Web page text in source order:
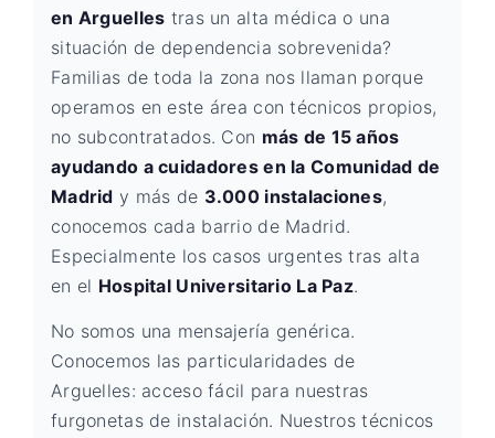
en Arguelles tras un alta médica o una
situación de dependencia sobrevenida?
Familias de toda la zona nos llaman porque
operamos en este área con técnicos propios,
no subcontratados. Con más de 15 años
ayudando a cuidadores en la Comunidad de
Madrid y más de 3.000 instalaciones,
conocemos cada barrio de Madrid.
Especialmente los casos urgentes tras alta
en el Hospital Universitario La Paz.
No somos una mensajería genérica.
Conocemos las particularidades de
Arguelles: acceso fácil para nuestras
furgonetas de instalación. Nuestros técnicos